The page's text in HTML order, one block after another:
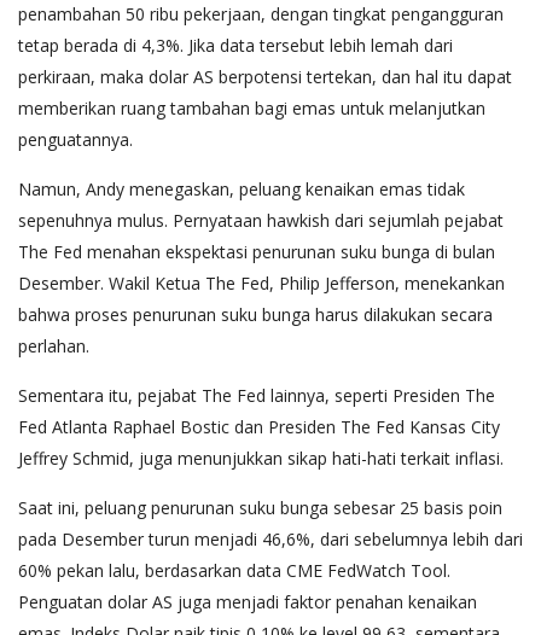
penambahan 50 ribu pekerjaan, dengan tingkat pengangguran
tetap berada di 4,3%. Jika data tersebut lebih lemah dari
perkiraan, maka dolar AS berpotensi tertekan, dan hal itu dapat
memberikan ruang tambahan bagi emas untuk melanjutkan
penguatannya.
Namun, Andy menegaskan, peluang kenaikan emas tidak
sepenuhnya mulus. Pernyataan hawkish dari sejumlah pejabat
The Fed menahan ekspektasi penurunan suku bunga di bulan
Desember. Wakil Ketua The Fed, Philip Jefferson, menekankan
bahwa proses penurunan suku bunga harus dilakukan secara
perlahan.
Sementara itu, pejabat The Fed lainnya, seperti Presiden The
Fed Atlanta Raphael Bostic dan Presiden The Fed Kansas City
Jeffrey Schmid, juga menunjukkan sikap hati-hati terkait inflasi.
Saat ini, peluang penurunan suku bunga sebesar 25 basis poin
pada Desember turun menjadi 46,6%, dari sebelumnya lebih dari
60% pekan lalu, berdasarkan data CME FedWatch Tool.
Penguatan dolar AS juga menjadi faktor penahan kenaikan